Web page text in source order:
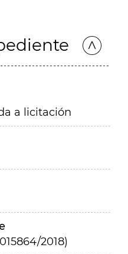
a licitación
2018)